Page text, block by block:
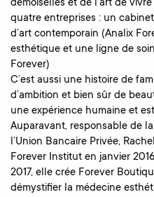
demoiselles et de l’art de
quatre entreprises : un
d’art contemporain (Analix
esthétique et une ligne de
Forever)
C’est aussi une histoire de
d’ambition et bien sûr de
une expérience humaine et
Auparavant, responsable de
l’Union Bancaire Privée,
Forever Institut en janvier
2017, elle crée Forever
démystifier la médecine